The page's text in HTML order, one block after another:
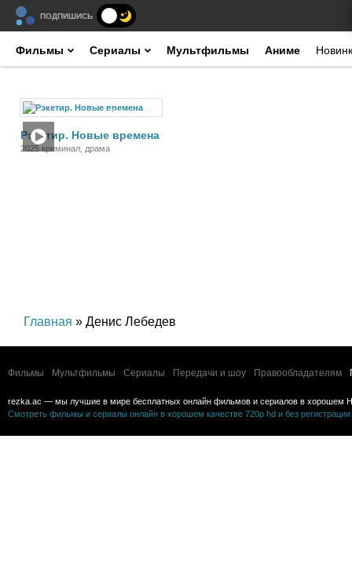
ПОДПИШИСЬ
Фильмы Сериалы Мультфильмы Аниме
Фильм
Рэкетир. Новые времена
2025 криминал, драма
Главная » Денис Лебедев
Фильмы Мультфильмы Сериалы Передачи и шоу Правообладателям
rezka.ac — мы лучшие в мире бесплатных онлайн фильмов и сериалов в хорошем
Смотреть фильмы и сериалы онлайн в хорошем качестве 720p hd и без